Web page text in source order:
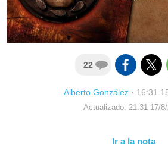
22
Alberto González · 16:31
Actualizado: 21:31 17/
Ir a la nota